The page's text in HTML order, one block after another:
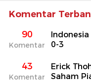
Komentar
90
Komentar
0-3
43
Komentar
Erick
Saham